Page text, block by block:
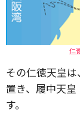
仁
その仁徳天皇
置き、履中天
す。